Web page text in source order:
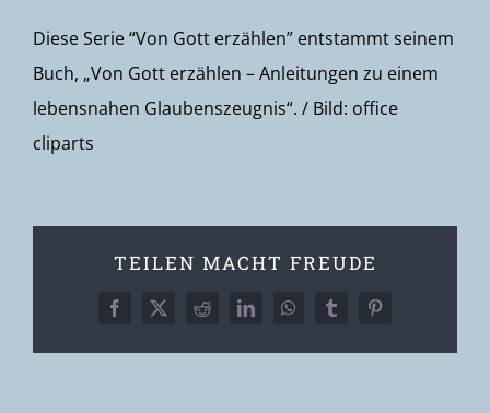
Diese Serie “Von Gott erzählen” entstammt seinem
Buch, „Von Gott erzählen – Anleitungen zu einem
lebensnahen Glaubenszeugnis“. / Bild: office
cliparts
TEILEN MACHT FREUDE
Facebook
X RedditLinkedInWhatsAppTumblrPinterest